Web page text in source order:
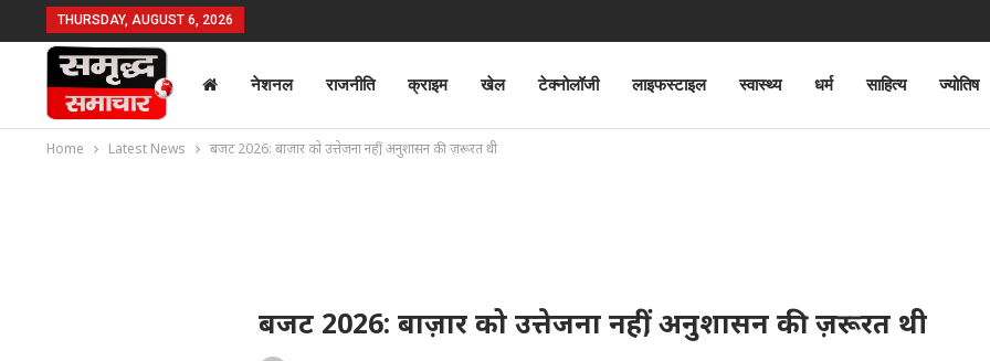
THURSDAY, AUGUST 6, 2026
नेशनल राजनीति क्राइम खेल टेक्नोलॉजी लाइफस्टाइल स्वास्थ्य धर्म साहित्य ज्योतिष
Home Latest News बजट 2026: बाज़ार को उत्तेजना नहीं, अनुशासन की ज़रूरत थी
बजट 2026: बाज़ार को उत्तेजना नहीं, अनुशासन की ज़रूरत थी